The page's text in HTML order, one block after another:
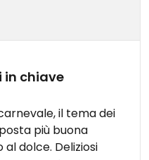
in chiave
il tema dei
più buona
al dolce. Deliziosi